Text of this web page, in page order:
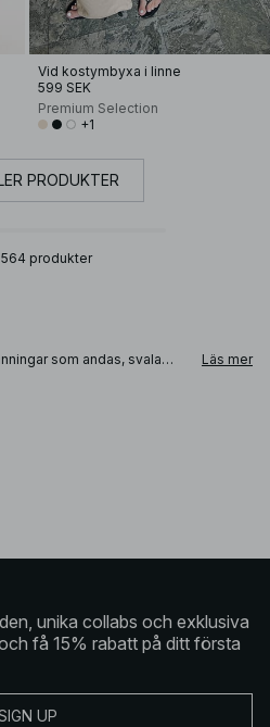
Vid kostymbyxa i linne
599 SEK
Premium Selection
+1
PRODUKTER
produkter
som andas, svala
Läs mer
unika collabs och exklusiva
få 15% rabatt på ditt första
UP